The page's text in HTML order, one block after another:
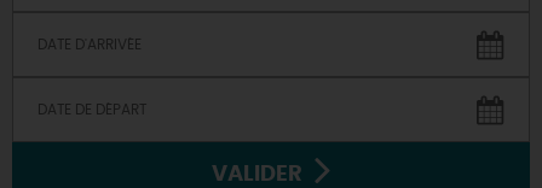
VALIDER